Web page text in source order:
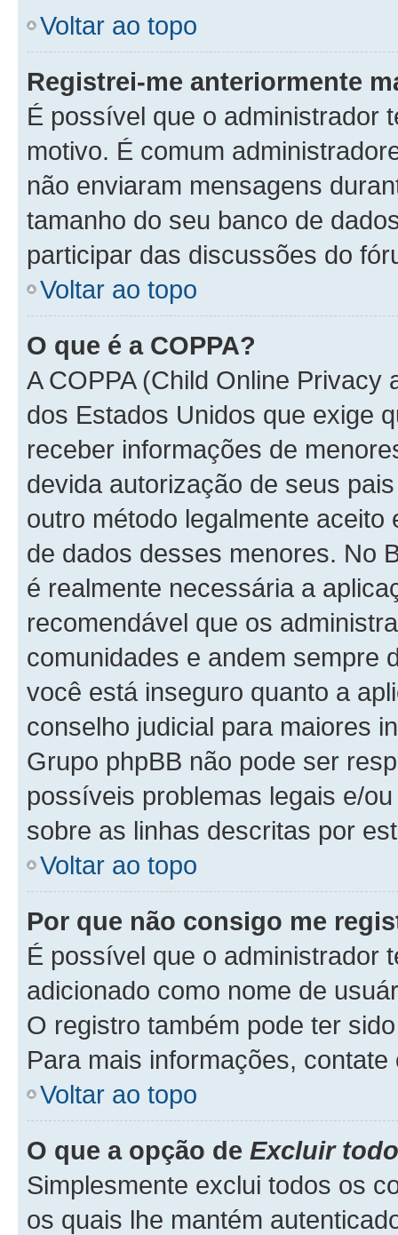
Voltar ao topo
Registrei-me anteriormente
É possível que o administrador
motivo. É comum
não enviaram mensagens
tamanho do seu banco de
participar das discussões do
Voltar ao topo
O que é a COPPA?
A COPPA (Child Online
dos Estados Unidos que exige
receber informações de
devida autorização de seus
outro método legalmente
de dados desses menores. No
é realmente necessária a
recomendável que os
comunidades e andem sempre
você está inseguro quanto a
conselho judicial para maiores
Grupo phpBB não pode ser
possíveis problemas legais e/
sobre as linhas descritas por
Voltar ao topo
Por que não consigo me
É possível que o administrador
adicionado como nome de
O registro também pode ter
Para mais informações,
Voltar ao topo
O que a opção de Excluir
Simplesmente exclui todos os
os quais lhe mantém